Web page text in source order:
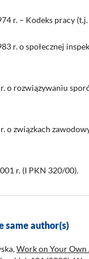
r. – Kodeks pracy
r. o społecznej
o rozwiązywaniu
o związkach
r. (I PKN 320/00).
same author(s)
Work on Your